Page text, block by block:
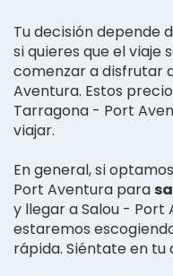
Tu decisión depende
si quieres que el viaje
comenzar a disfrutar
Aventura. Estos
Tarragona - Port
viajar.
En general, si
Port Aventura para
y llegar a Salou - Port
estaremos
rápida. Siéntate en tu